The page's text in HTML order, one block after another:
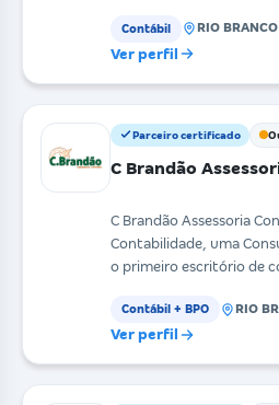
Contábil RIO BRANCO
Ver perfil
Parceiro certificado
C Brandão
C Brandão Assessoria
Contabilidade, uma
o primeiro escritório de
Contábil + BPO RIO
Ver perfil